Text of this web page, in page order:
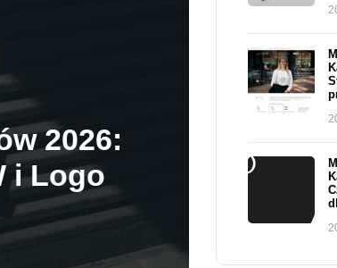
2026:
i Logo